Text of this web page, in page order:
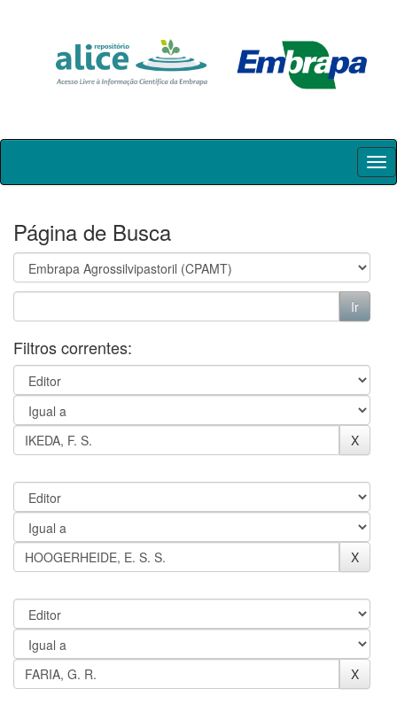
Skip
Página de Busca
Filtros correntes: